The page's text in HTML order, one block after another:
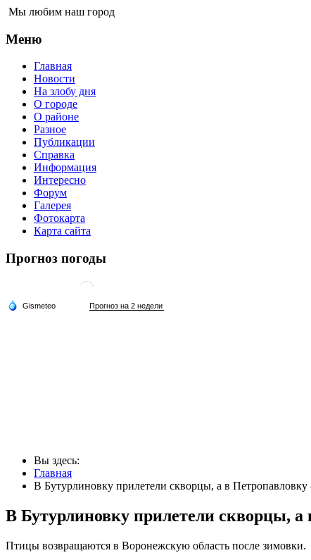
Мы любим наш город
Меню
Главная
Новости
На злобу дня
О городе
О районе
Разное
Публикации
Справка
Информация
Интересно
Форум
Галерея
Фотокарта
Карта сайта
Прогноз погоды
Вы здесь:
Главная
В Бутурлиновку прилетели скворцы, а в Петропавловку
В Бутурлиновку прилетели скворцы, а
Птицы возвращаются в Воронежскую область после зимовки.